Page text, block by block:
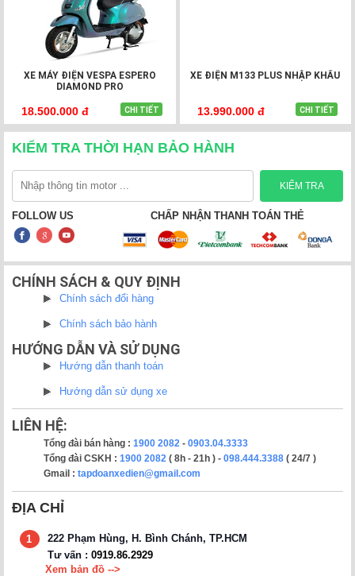
hệ thống Xe Điện Việt Thanh
tín với hơn 30 chi nhánh trên toàn quốc. Hotline tư vấn và
đặt hàng: 1900 2082.
XE MÁY ĐIỆN VESPA ESPERO
DIAMOND PRO
18.500.000 đ CHI TIẾT
XE ĐIỆN M133 PLUS NHẬP KHẨU
13.990.000 đ CHI TIẾT
KIỂM TRA THỜI HẠN BẢO HÀNH
FOLLOW US CHẤP NHẬN THANH TOÁN THẺ
CHÍNH SÁCH & QUY ĐỊNH
Chính sách đổi hàng
Chính sách bảo hành
HƯỚNG DẪN VÀ SỬ DỤNG
Hướng dẫn thanh toán
Hướng dẫn sử dụng xe
LIÊN HỆ:
Tổng đài bán hàng : 1900 2082 - 0903.04.3333
Tổng đài CSKH : 1900 2082 ( 8h - 21h ) - 098.444.3388 ( 24/7 )
Gmail : tapdoanxedien@gmail.com
ĐỊA CHỈ
1
222 Phạm Hùng, H. Bình Chánh, TP.HCM
Tư vấn : 0919.86.2929
Xem bản đồ -->